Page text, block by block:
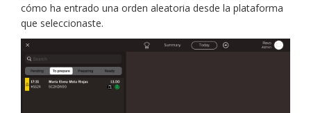
cómo ha entrado una orden aleatoria desde la plataforma
que seleccionaste.